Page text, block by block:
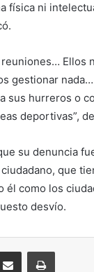
física ni
Ellos
gestionar
sus hurreros o
deportivas”,
su denuncia
que
él como los
desvío.